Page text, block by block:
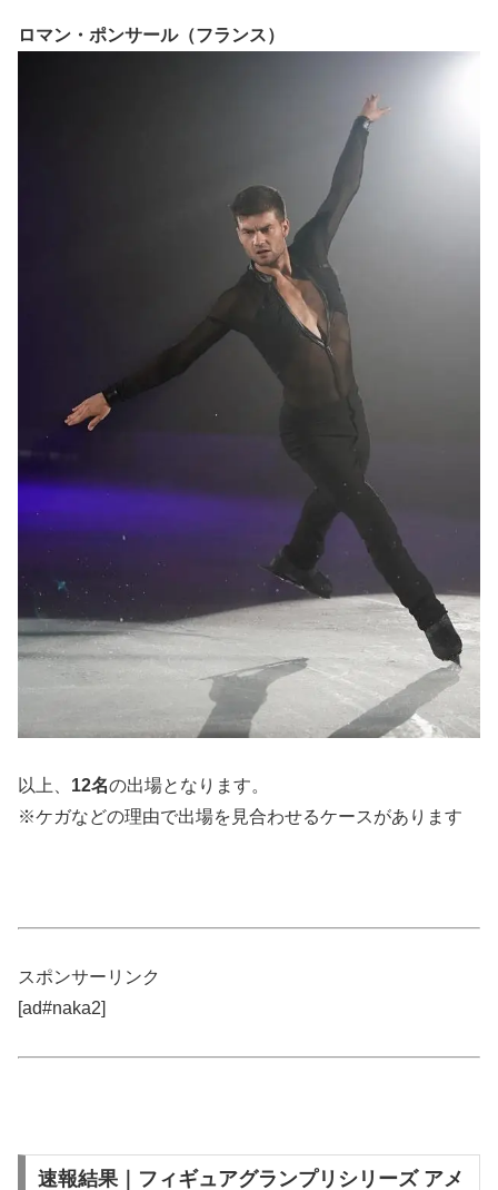
ロマン・ポンサール（フランス）
以上、 12名の出場となります。
※ケガなどの理由で出場を見合わせるケースがあります
スポンサーリンク
[ad#naka2]
速報結果｜フィギュアグランプリシリーズ アメ